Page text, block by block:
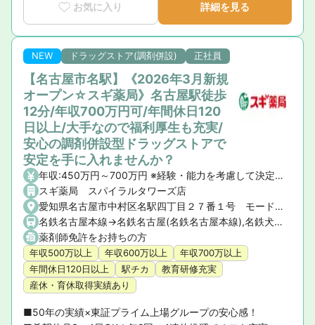
お気に入り 詳細を見る
NEW ドラッグストア(調剤併設) 正社員
【名古屋市名駅】《2026年3月新規
オープン☆スギ薬局》名古屋駅徒歩
12分/年収700万円可/年間休日120
日以上/大手なので福利厚生も充実/
安心の調剤併設型ドラッグストアで
安定を手に入れませんか？
年収:450万円～700万円 ※経験・能力を考慮して決定いたします。 【昇給】年1回 【賞与】年2回(7月・12月)、業績賞与:年1回(業績連動型) 【諸手当】資格手当、時間外手当、通勤手当、子ども手当等
スギ薬局 スパイラルタワーズ店
愛知県名古屋市中村区名駅四丁目２７番１号 モード学園スパイラルタワーズ 地下２階
名鉄名古屋本線->名鉄名古屋(名鉄名古屋本線),名鉄犬山線->名鉄名古屋(名鉄犬山線)
薬剤師免許をお持ちの方
年収500万以上 年収600万以上
年収700万以上
年間休日120日以上
駅チカ
教育研修充実
産休・育休取得実績あり
■50年の実績×東証プライム上場グループの安心感！